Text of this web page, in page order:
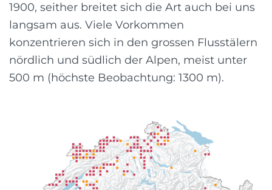
1900, seither breitet sich die Art auch bei uns
langsam aus. Viele Vorkommen
konzentrieren sich in den grossen Flusstälern
nördlich und südlich der Alpen, meist unter
500 m (höchste Beobachtung: 1300 m).